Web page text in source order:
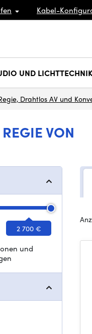
Kabel-
UND LICHTTECHNIK
Drahtlos AV und
VON
2 700 €
und